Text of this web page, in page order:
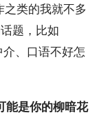
类的我就不多
题，比如
、口语不好怎
能是你的柳暗花